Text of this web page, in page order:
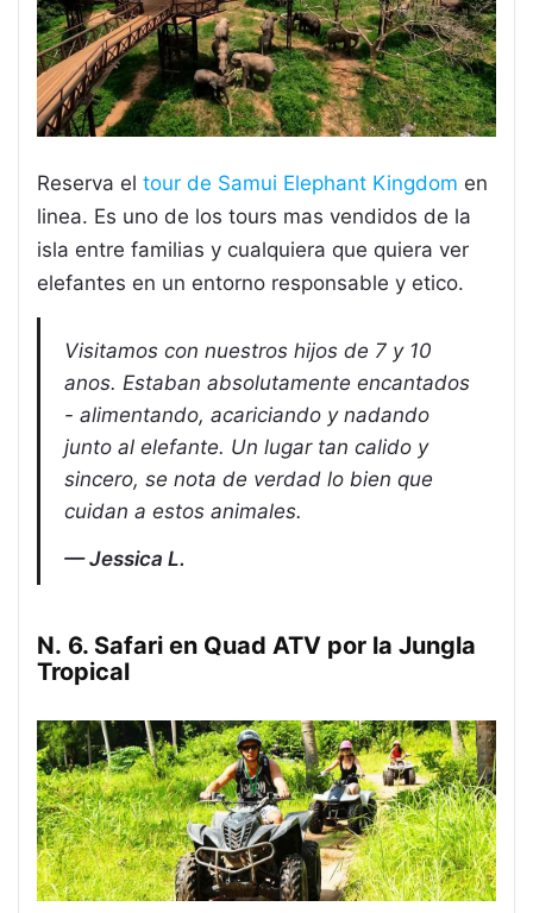
Reserva el tour de Samui Elephant Kingdom en
linea. Es uno de los tours mas vendidos de la
isla entre familias y cualquiera que quiera ver
elefantes en un entorno responsable y etico.
Visitamos con nuestros hijos de 7 y 10
anos. Estaban absolutamente encantados
- alimentando, acariciando y nadando
junto al elefante. Un lugar tan calido y
sincero, se nota de verdad lo bien que
cuidan a estos animales.
Jessica L.
N. 6. Safari en Quad ATV por la Jungla
Tropical